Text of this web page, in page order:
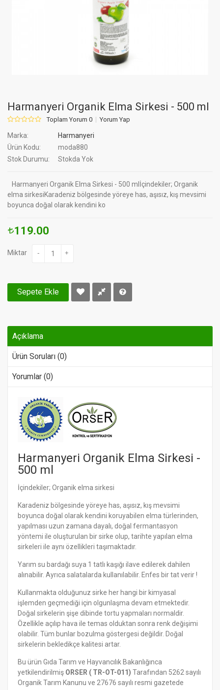
Harmanyeri Organik Elma Sirkesi - 500 ml
Toplam Yorum 0 Yorum Yap
Marka:
Harmanyeri
Ürün Kodu:
moda880
Stok Durumu:
Stokda Yok
Harmanyeri Organik Elma Sirkesi - 500 mlİçindekiler; Organik
elma sirkesiKaradeniz bölgesinde yöreye has, aşısız, kış mevsimi
boyunca doğal olarak kendini ko
119.00
Miktar - +
Sepete Ekle
Açıklama
Ürün Soruları (0)
Yorumlar (0)
Harmanyeri Organik Elma Sirkesi -
500 ml
İçindekiler; Organik elma sirkesi
Karadeniz bölgesinde yöreye has, aşısız, kış mevsimi
boyunca doğal olarak kendini koruyabilen elma türlerinden,
yapılması uzun zamana dayalı, doğal fermantasyon
yöntemi ile oluşturulan bir sirke olup, tarihte yapılan elma
sirkeleri ile aynı özellikleri taşımaktadır.
Yarım su bardağı suya 1 tatlı kaşığı ilave edilerek dahilen
alınabilir. Ayrıca salatalarda kullanılabilir. Enfes bir tat verir !
Kullanmakta olduğunuz sirke her hangi bir kimyasal
işlemden geçmediği için olgunlaşma devam etmektedir.
Doğal sirkelerin şişe dibinde tortu yapmaları normaldir.
Özellikle açılıp hava ile temas olduktan sonra renk değişimi
olabilir. Tüm bunlar bozulma göstergesi değildir. Doğal
sirkelerin bekledikçe kalitesi artar.
Bu ürün Gıda Tarım ve Hayvancılık Bakanlığınca
yetkilendirilmiş ORSER ( TR-OT-011) Tarafından 5262 sayılı
Organik Tarım Kanunu ve 27676 sayılı resmi gazetede